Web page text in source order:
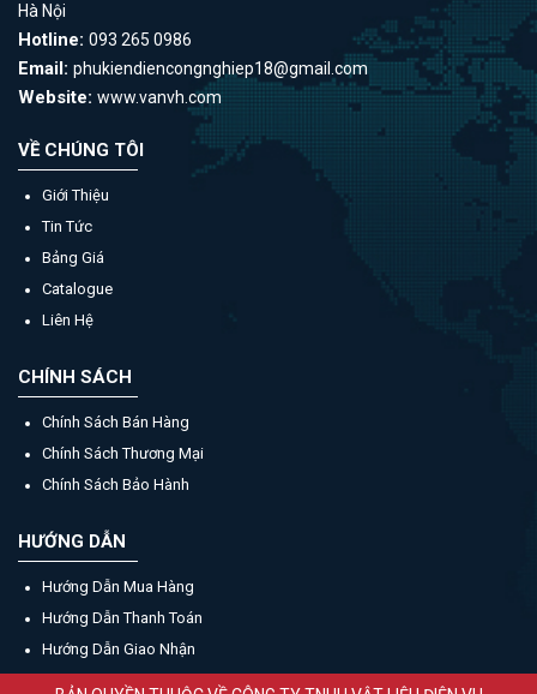
Hà Nội
Hotline: 093 265 0986
Email: phukiendiencongnghiep18@gmail.com
Website: www.vanvh.com
VỀ CHÚNG TÔI
Giới Thiệu
Tin Tức
Bảng Giá
Catalogue
Liên Hệ
CHÍNH SÁCH
Chính Sách Bán Hàng
Chính Sách Thương Mại
Chính Sách Bảo Hành
HƯỚNG DẪN
Hướng Dẫn Mua Hàng
Hướng Dẫn Thanh Toán
Hướng Dẫn Giao Nhận